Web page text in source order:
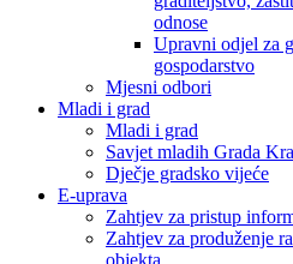
odnose
Upravni odjel za
gospodarstvo
Mjesni odbori
Mladi i grad
Mladi i grad
Savjet mladih Grada
Dječje gradsko vijeće
E-uprava
Zahtjev za pristup
Zahtjev za produženje
objekta